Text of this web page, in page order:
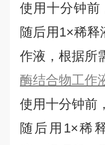
使用十分钟前
随后用1×稀
作液，根据所
酶结合物工作
使用十分钟前
随后用1×稀